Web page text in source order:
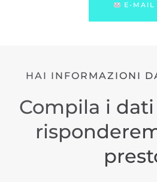
E-MAIL
HAI INFORMAZIONI
Compila i